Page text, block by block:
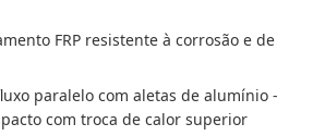
FRP resistente à corrosão e de
paralelo com aletas de alumínio -
com troca de calor superior